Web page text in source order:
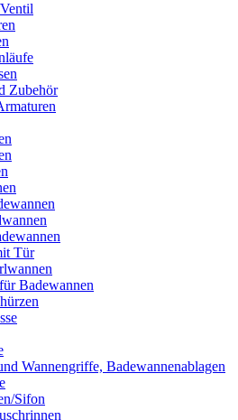
Zubehör
Tür
Badewannen
Wannengriffe, Badewannenablagen
Sifon